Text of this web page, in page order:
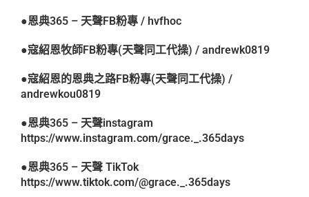
●恩典365 – 天聲FB粉專 / hvfhoc
●寇紹恩牧師FB粉專(天聲同工代操) / andrewk0819
●寇紹恩的恩典之路FB粉專(天聲同工代操) /
andrewkou0819
●恩典365 – 天聲instagram
https://www.instagram.com/grace._.365days
●恩典365 – 天聲 TikTok
https://www.tiktok.com/@grace._.365days